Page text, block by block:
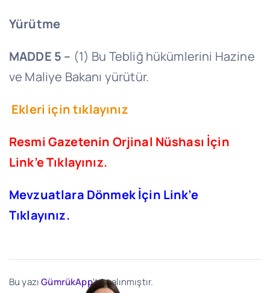
Yürütme
MADDE 5 – (1) Bu Tebliğ hükümlerini Hazine
ve Maliye Bakanı yürütür.
Ekleri için tıklayınız
Resmi Gazetenin Orjinal Nüshası İçin
Link’e Tıklayınız.
Mevzuatlara Dönmek İçin Link’e
Tıklayınız.
Bu yazıGümrükApp'ten alınmıştır.